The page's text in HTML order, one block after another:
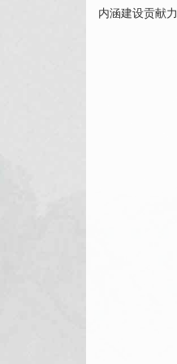
内涵建设贡献